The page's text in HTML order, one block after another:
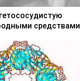
средствами